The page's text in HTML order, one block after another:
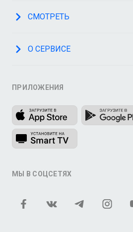
СМОТРЕТЬ
О СЕРВИСЕ
ПРИЛОЖЕНИЯ
МЫ В СОЦСЕТЯХ